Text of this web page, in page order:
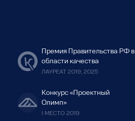
Премия Правительства РФ в
области качества
ЛАУРЕАТ 2019, 2025
Конкурс «Проектный
Олимп»
I МЕСТО 2019